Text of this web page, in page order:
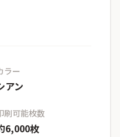
ラー
アン
刷可能枚数
6,000枚